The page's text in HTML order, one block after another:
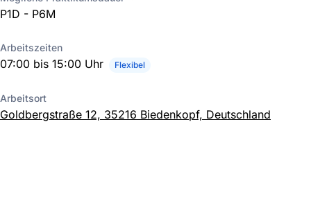
P1D - P6M
Arbeitszeiten
07:00 bis 15:00 Uhr Flexibel
Arbeitsort
Goldbergstraße 12, 35216 Biedenkopf, Deutschland